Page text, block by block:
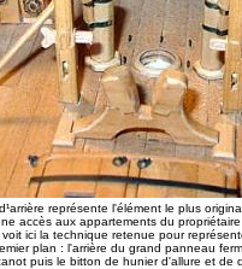
représente l'élément le plus
accès aux appartements du
voit ici la technique retenue pour
plan : l'arrière du grand panneau
puis le bitton de hunier d'allure et de